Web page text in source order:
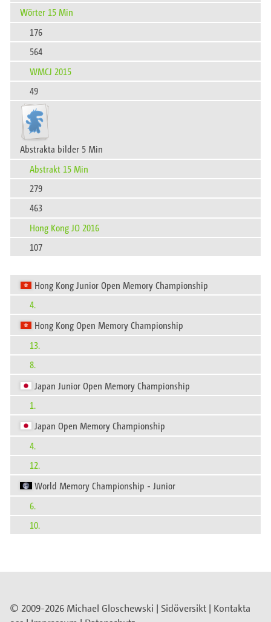
Wörter 15 Min
176
564
WMCJ 2015
49
Abstrakta bilder 5 Min
Abstrakt 15 Min
279
463
Hong Kong JO 2016
107
Hong Kong Junior Open Memory Championship
4.
Hong Kong Open Memory Championship
13.
8.
Japan Junior Open Memory Championship
1.
Japan Open Memory Championship
4.
12.
World Memory Championship - Junior
6.
10.
© 2009-2026 Michael Gloschewski | Sidöversikt | Kontakta